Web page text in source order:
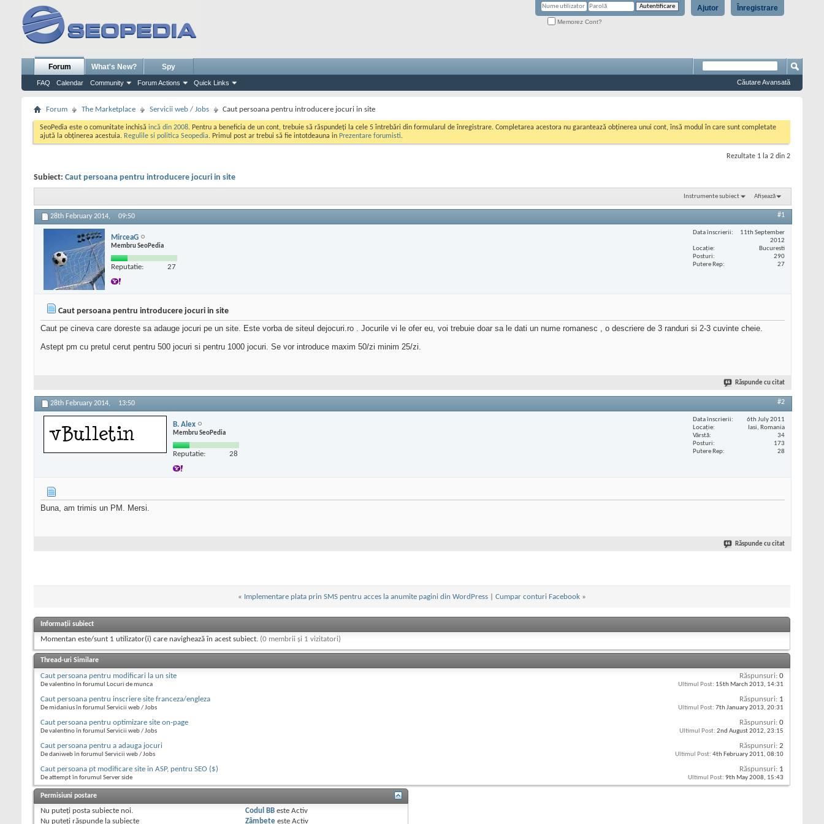
Înregistrare
Ajutor
Memorez Cont?
Forum
FAQ Calendar Community Forum Actions Quick Links
What's New? Spy
Căutare Avansată
Forum The Marketplace Servicii web / Jobs Caut persoana pentru introducere jocuri in site
SeoPedia este o comunitate inchisă incă din 2008. Pentru a beneficia de un cont, trebuie să răspundeți la cele 5 întrebări din formularul de înregistrare. Completarea acestora nu garantează obținerea unui cont, însă modul în care sunt completate
ajută la obținerea acestuia. Regulile si politica Seopedia. Primul post ar trebui să fie intotdeauna in Prezentare forumisti.
Rezultate 1 la 2 din 2
Subiect: Caut persoana pentru introducere jocuri in site
Instrumente subiect Afișează
28th February 2014, 09:50 #1
MirceaG
Membru SeoPedia
Reputatie: 27
Data înscrierii
11th September
2012
Locaţie
Bucuresti
Posturi
290
Putere Rep
27
Caut persoana pentru introducere jocuri in site
Caut pe cineva care doreste sa adauge jocuri pe un site. Este vorba de siteul dejocuri.ro . Jocurile vi le ofer eu, voi trebuie doar sa le dati un nume romanesc , o descriere de 3 randuri si 2-3 cuvinte cheie.
Astept pm cu pretul cerut pentru 500 jocuri si pentru 1000 jocuri. Se vor introduce maxim 50/zi minim 25/zi.
Răspunde cu citat
28th February 2014, 13:50 #2
B. Alex
Membru SeoPedia
Reputatie: 28
Data înscrierii
6th July 2011
Locaţie
Iasi, Romania
Vârstă
34
Posturi
173
Putere Rep
28
Buna, am trimis un PM. Mersi.
Răspunde cu citat
« Implementare plata prin SMS pentru acces la anumite pagini din WordPress Cumpar conturi Facebook »
Informații subiect
Momentan este/sunt 1 utilizator(i) care navighează în acest subiect. (0 membrii și 1 vizitatori)
Thread-uri Similare
Caut persoana pentru modificari la un site
De valentino în forumul Locuri de munca
Răspunsuri: 0
Ultimul Post: 15th March 2013, 14:31
Caut persoana pentru inscriere site franceza/engleza
De midanius în forumul Servicii web / Jobs
Răspunsuri: 1
Ultimul Post: 7th January 2013, 20:31
Caut persoana pentru optimizare site on-page
De valentino în forumul Servicii web / Jobs
Răspunsuri: 0
Ultimul Post: 2nd August 2012, 23:15
Caut persoana pentru a adauga jocuri
De daniweb în forumul Servicii web / Jobs
Răspunsuri: 2
Ultimul Post: 4th February 2011, 08:10
Caut persoana pt modificare site in ASP, pentru SEO ($)
De attempt în forumul Server side
Răspunsuri: 1
Ultimul Post: 9th May 2008, 15:43
Permisiuni postare
Nu puteţi posta subiecte noi.
Nu puteţi răspunde la subiecte
Codul BB esteActiv
Zâmbete esteActiv